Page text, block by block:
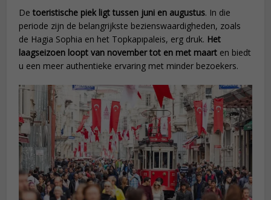
Detoeristische piek ligt tussen juni en augustus. In die
periode zijn de belangrijkste bezienswaardigheden, zoals
de Hagia Sophia en het Topkapıpaleis, erg druk. Het
laagseizoen loopt van november tot en met maart en biedt
u een meer authentieke ervaring met minder bezoekers.